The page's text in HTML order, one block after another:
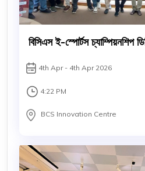
বিসিএস ই-স্পোর্টস
4th Apr - 4th Apr 2026
4:22 PM
BCS Innovation Centre